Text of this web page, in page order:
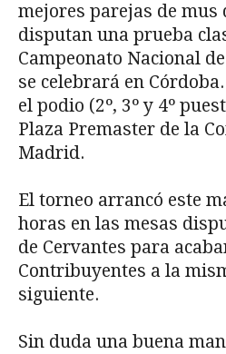
mejores parejas de mus
disputan una prueba
Campeonato Nacional
se celebrará en
el podio (2º, 3º y 4º
Plaza Premaster de la
Madrid.
El torneo arrancó este
horas en las mesas
de Cervantes para
Contribuyentes a la
siguiente.
Sin duda una buena